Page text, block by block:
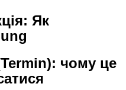
Як
чому це